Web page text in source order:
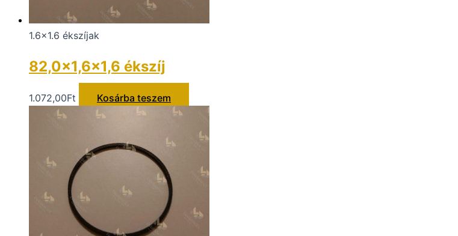
1.6x1.6 ékszíjak
82,0×1,6×1,6 ékszíj
1.072,00Ft Kosárba teszem